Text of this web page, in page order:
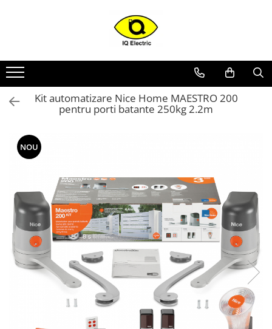
Arduino
Senzori Arduino
Surse miniatura pentru
Display Arduino
Platforma de Dezvoltare
Adaptoare
Carcase
Conectica Arduino
Drivere de motor
Kit automatizare Nice Home MAESTRO 200
pentru porti batante 250kg 2.2m
NOU